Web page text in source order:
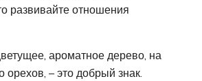
развивайте отношения
ароматное дерево, на
орехов, – это добрый знак.